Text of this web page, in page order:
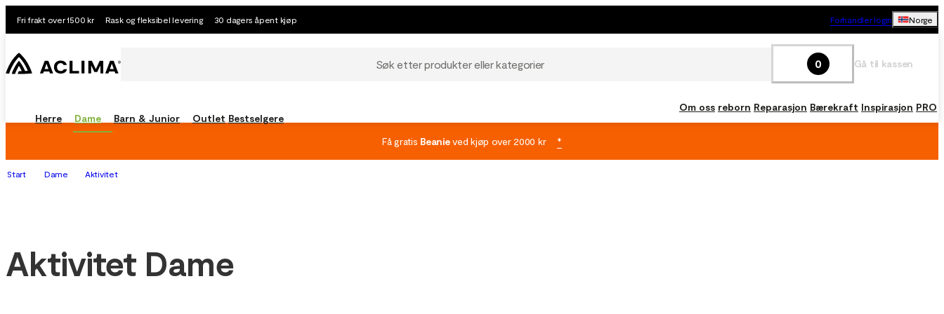
Fri frakt over 1500 kr Rask og fleksibel levering 30 dagers åpent kjøp Forhandler login Norge
Søk etter produkter eller kategorier 0 Gå til kassen
Herre Dame Barn & Junior Outlet Bestselgere
Om oss reborn Reparasjon Bærekraft Inspirasjon PRO
Få gratis Beanieved kjøp over 2000 kr *
Start Dame Aktivitet
Aktivitet Dame